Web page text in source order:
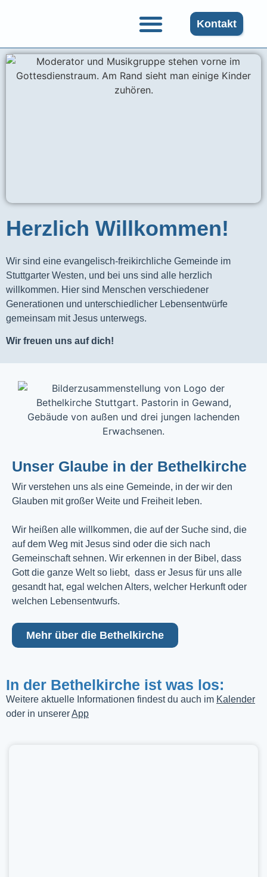
Kontakt
Herzlich Willkommen!
Wir sind eine evangelisch-freikirchliche Gemeinde im
Stuttgarter Westen, und bei uns sind alle herzlich
willkommen. Hier sind Menschen verschiedener
Generationen und unterschiedlicher Lebensentwürfe
gemeinsam mit Jesus unterwegs.
Wir freuen uns auf dich!
Unser Glaube in der Bethelkirche
Wir verstehen uns als eine Gemeinde, in der wir den
Glauben mit großer Weite und Freiheit leben.
Wir heißen alle willkommen, die auf der Suche sind, die
auf dem Weg mit Jesus sind oder die sich nach
Gemeinschaft sehnen. Wir erkennen in der Bibel, dass
Gott die ganze Welt so liebt, dass er Jesus für uns alle
gesandt hat, egal welchen Alters, welcher Herkunft oder
welchen Lebensentwurfs.
Mehr über die Bethelkirche
In der Bethelkirche ist was los:
Weitere aktuelle Informationen findest du auch im Kalender
oder in unsererApp